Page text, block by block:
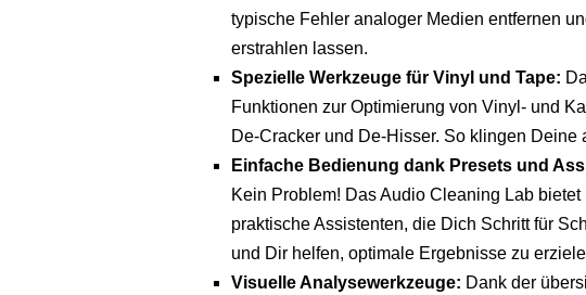
typische Fehler analoger Medien entfernen
erstrahlen lassen.
Spezielle Werkzeuge für Vinyl und Tape:
Funktionen zur Optimierung von Vinyl- und
De-Cracker und De-Hisser. So klingen Deine
Einfache Bedienung dank Presets und
Kein Problem! Das Audio Cleaning Lab
praktische Assistenten, die Dich Schritt für
und Dir helfen, optimale Ergebnisse zu
Visuelle Analysewerkzeuge: Dank der